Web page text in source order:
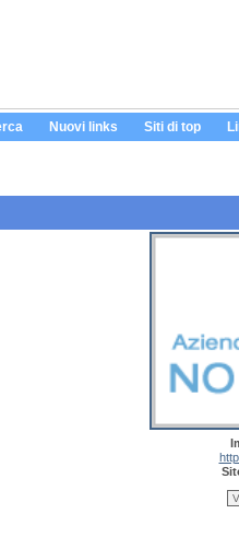
Nuovi links Siti di top